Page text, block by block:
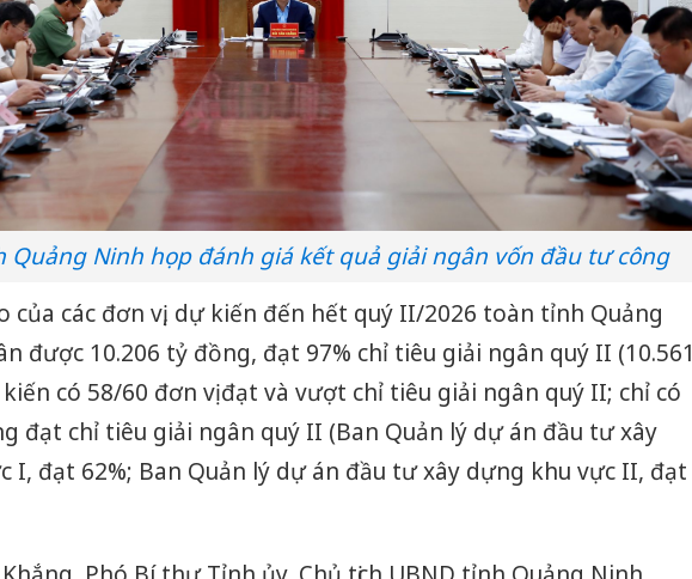
Quảng Ninh họp đánh giá kết quả giải ngân vốn đầu tư công
của các đơn vị, dự kiến đến hết quý II/2026 toàn tỉnh Quảng
được 10.206 tỷ đồng, đạt 97% chỉ tiêu giải ngân quý II (10.561
có 58/60 đơn vị đạt và vượt chỉ tiêu giải ngân quý II; chỉ có
đạt chỉ tiêu giải ngân quý II (Ban Quản lý dự án đầu tư xây
I, đạt 62%; Ban Quản lý dự án đầu tư xây dựng khu vực II, đạt